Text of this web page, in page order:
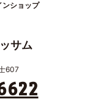
ンショップ
サム
607